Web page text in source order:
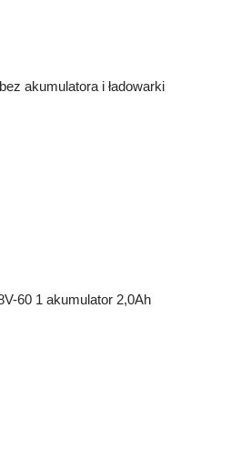
akumulatora i ładowarki
60 1 akumulator 2,0Ah